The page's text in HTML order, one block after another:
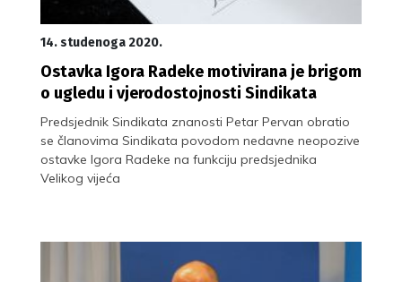
14. studenoga 2020.
Ostavka Igora Radeke motivirana je brigom
o ugledu i vjerodostojnosti Sindikata
Predsjednik Sindikata znanosti Petar Pervan obratio
se članovima Sindikata povodom nedavne neopozive
ostavke Igora Radeke na funkciju predsjednika
Velikog vijeća